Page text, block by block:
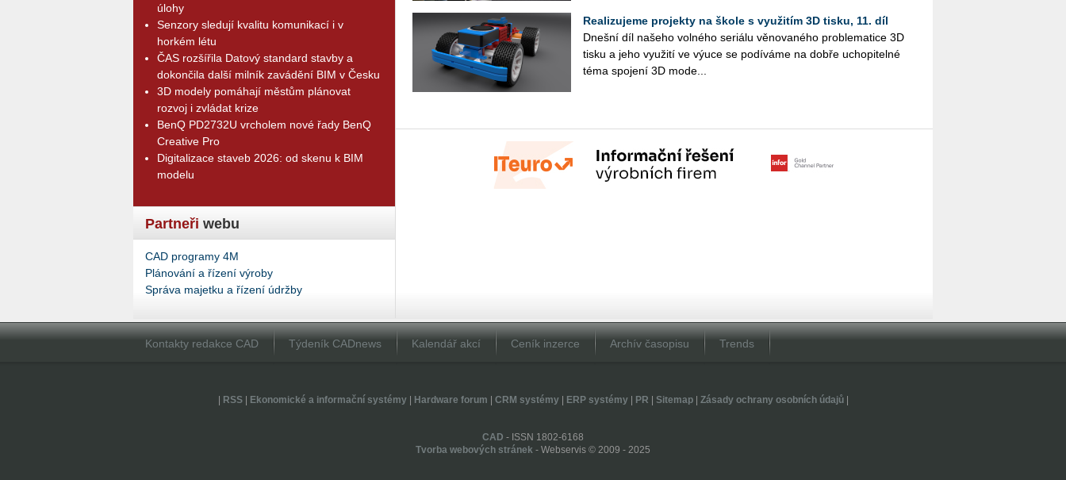
úlohy
Senzory sledují kvalitu komunikací i v
horkém létu
ČAS rozšířila Datový standard stavby a
dokončila další milník zavádění BIM v Česku
3D modely pomáhají městům plánovat
rozvoj i zvládat krize
BenQ PD2732U vrcholem nové řady BenQ
Creative Pro
Digitalizace staveb 2026: od skenu k BIM
modelu
Partneři webu
CAD programy 4M
Plánování a řízení výroby
Správa majetku a řízení údržby
Realizujeme projekty na škole s využitím 3D tisku, 11. díl
Dneš­ní díl na­še­ho vol­né­ho se­ri­á­lu vě­no­va­né­ho pro­ble­ma­ti­ce 3D
tisku a jeho vy­u­ži­tí ve výuce se po­dí­vá­me na dobře ucho­pi­tel­né
téma spo­je­ní 3D mo­de...
Kontakty redakce CAD Týdeník CADnews Kalendář akcí Ceník inzerce Archív časopisu Trends
RSS| Ekonomické a informační systémy| Hardware forum CRM systémy| ERP systémy| PR Sitemap| Zásady ochrany osobních údajů|
CAD - ISSN 1802-6168
Tvorba webových stránek - Webservis © 2009 - 2025